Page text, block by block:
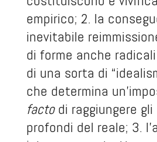
empirico; 2. la
inevitabile
di forme anche
di una sorta di
che determina
factodi raggiungere
profondi del reale; 3.